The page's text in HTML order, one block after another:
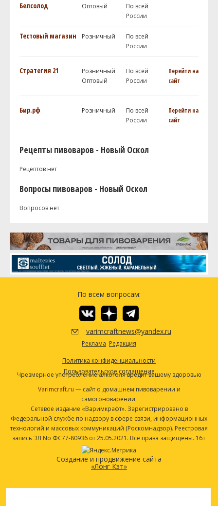
Белсолод Оптовый
По всей
России
Тестовый магазин Розничный
По всей
России
Стратегия 21
Розничный
Оптовый
По всей
России
Перейти на
сайт
Бир.рф Розничный
По всей
России
Перейти на
сайт
Рецепты пивоваров - Новый Оскол
Рецептов нет
Вопросы пивоваров - Новый Оскол
Вопросов нет
По всем вопросам:
varimcraftnews@yandex.ru
Реклама Редакция
Политика конфиденциальности
Пользовательское соглашение
Чрезмерное употребление алкоголя вредит вашему здоровью
Varimcraft.ru — сайт о домашнем пивоварении и
самогоноварении.
Сетевое издание «Варимкрафт». Зарегистрировано в
Федеральной службе по надзору в сфере связи, информационных
технологий и массовых коммуникаций (Роскомнадзор). Реестровая
запись ЭЛ No ФС77-80936 от 25.05.2021. Все права защищены. 16+
Создание и продвижение сайта
«Лонг Кэт»